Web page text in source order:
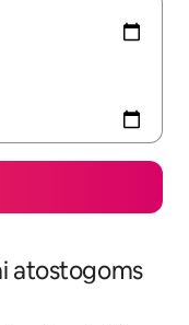
atostogoms